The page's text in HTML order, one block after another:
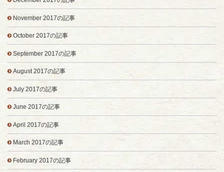
November 2017の記事
October 2017の記事
September 2017の記事
August 2017の記事
July 2017の記事
June 2017の記事
April 2017の記事
March 2017の記事
February 2017の記事